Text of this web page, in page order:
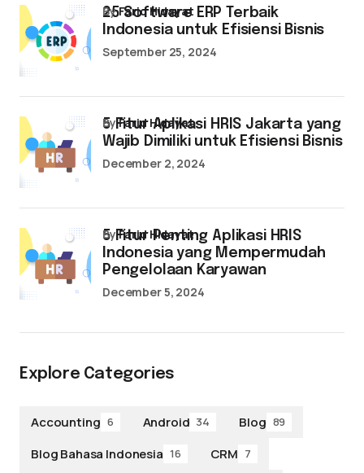
25 Software ERP Terbaik
Indonesia untuk Efisiensi Bisnis
byFarid Hidayat
September 25, 2024
5 Fitur Aplikasi HRIS Jakarta yang
Wajib Dimiliki untuk Efisiensi Bisnis
byFarid Hidayat
December 2, 2024
5 Fitur Penting Aplikasi HRIS
Indonesia yang Mempermudah
Pengelolaan Karyawan
byFarid Hidayat
December 5, 2024
Explore Categories
Accounting 6 Android 34 Blog 89
Blog Bahasa Indonesia 16 CRM 7